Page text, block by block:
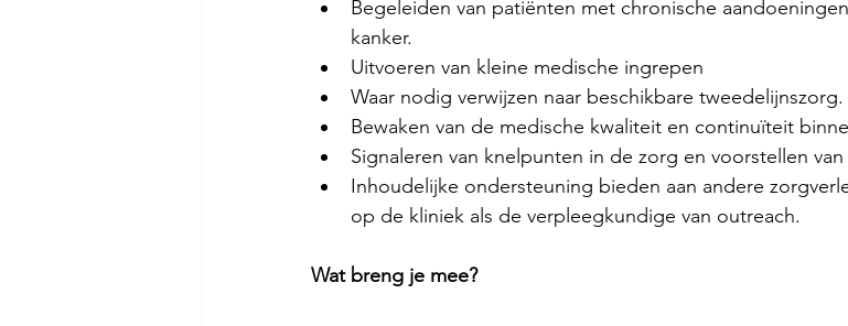
Begeleiden van patiënten met chronische
kanker.
Uitvoeren van kleine medische ingrepen
Waar nodig verwijzen naar beschikbare tweedelijnszorg.
Bewaken van de medische kwaliteit en continuïteit
Signaleren van knelpunten in de zorg en voorstellen
Inhoudelijke ondersteuning bieden aan andere
op de kliniek als de verpleegkundige van outreach.
Wat breng je mee?